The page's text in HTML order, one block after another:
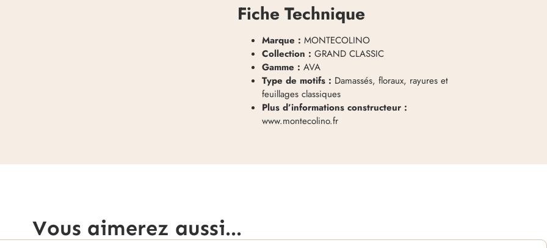
Fiche Technique
Marque : MONTECOLINO
Collection : GRAND CLASSIC
Gamme : AVA
Type de motifs : Damassés, floraux, rayures et
feuillages classiques
Plus d’informations constructeur :
www.montecolino.fr
Vous aimerez aussi...